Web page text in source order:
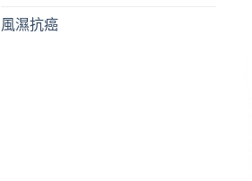
風濕抗癌